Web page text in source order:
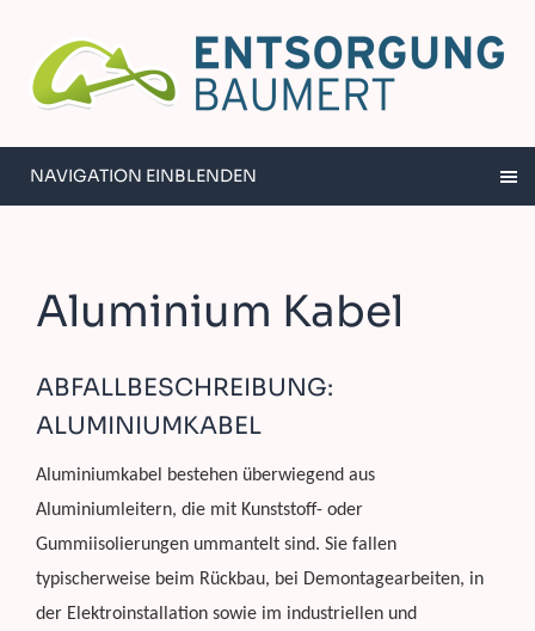
NAVIGATION EINBLENDEN
Aluminium Kabel
ABFALLBESCHREIBUNG:
ALUMINIUMKABEL
Aluminiumkabel bestehen überwiegend aus
Aluminiumleitern, die mit Kunststoff- oder
Gummiisolierungen ummantelt sind. Sie fallen
typischerweise beim Rückbau, bei Demontagearbeiten, in
der Elektroinstallation sowie im industriellen und